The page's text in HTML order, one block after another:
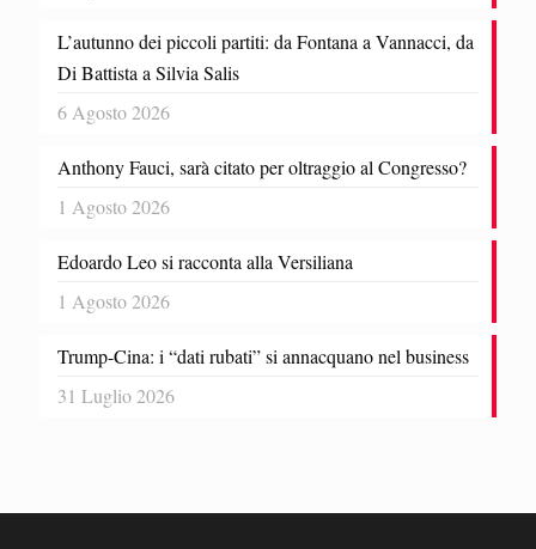
L’autunno dei piccoli partiti: da Fontana a Vannacci, da
Di Battista a Silvia Salis
6 Agosto 2026
Anthony Fauci, sarà citato per oltraggio al Congresso?
1 Agosto 2026
Edoardo Leo si racconta alla Versiliana
1 Agosto 2026
Trump-Cina: i “dati rubati” si annacquano nel business
31 Luglio 2026